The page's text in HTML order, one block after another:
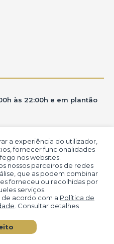
a experiência do utilizador,
fornecer funcionalidades
nos websites.
nossos parceiros de redes
que as podem combinar
forneceu ou recolhidas por
serviços.
de acordo com a Política de
. Consultar detalhes
às 22:00h e em plantão
São Lourenço - MG
Arte (2013-2026)